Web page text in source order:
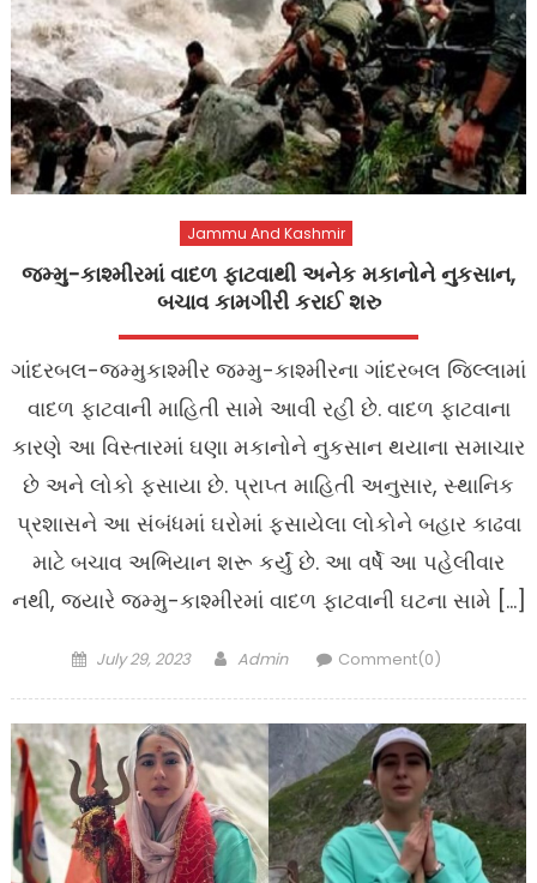
Jammu And Kashmir
જમ્મુ-કાશ્મીરમાં વાદળ ફાટવાથી અનેક મકાનોને નુકસાન,
બચાવ કામગીરી કરાઈ શરુ
ગાંદરબલ-જમ્મુકાશ્મીર જમ્મુ-કાશ્મીરના ગાંદરબલ જિલ્લામાં
વાદળ ફાટવાની માહિતી સામે આવી રહી છે. વાદળ ફાટવાના
કારણે આ વિસ્તારમાં ઘણા મકાનોને નુકસાન થયાના સમાચાર
છે અને લોકો ફસાયા છે. પ્રાપ્ત માહિતી અનુસાર, સ્થાનિક
પ્રશાસને આ સંબંધમાં ઘરોમાં ફસાયેલા લોકોને બહાર કાઢવા
માટે બચાવ અભિયાન શરૂ કર્યું છે. આ વર્ષે આ પહેલીવાર
નથી, જ્યારે જમ્મુ-કાશ્મીરમાં વાદળ ફાટવાની ઘટના સામે […]
Posted
July 29, 2023 Author
Admin Comment(0)